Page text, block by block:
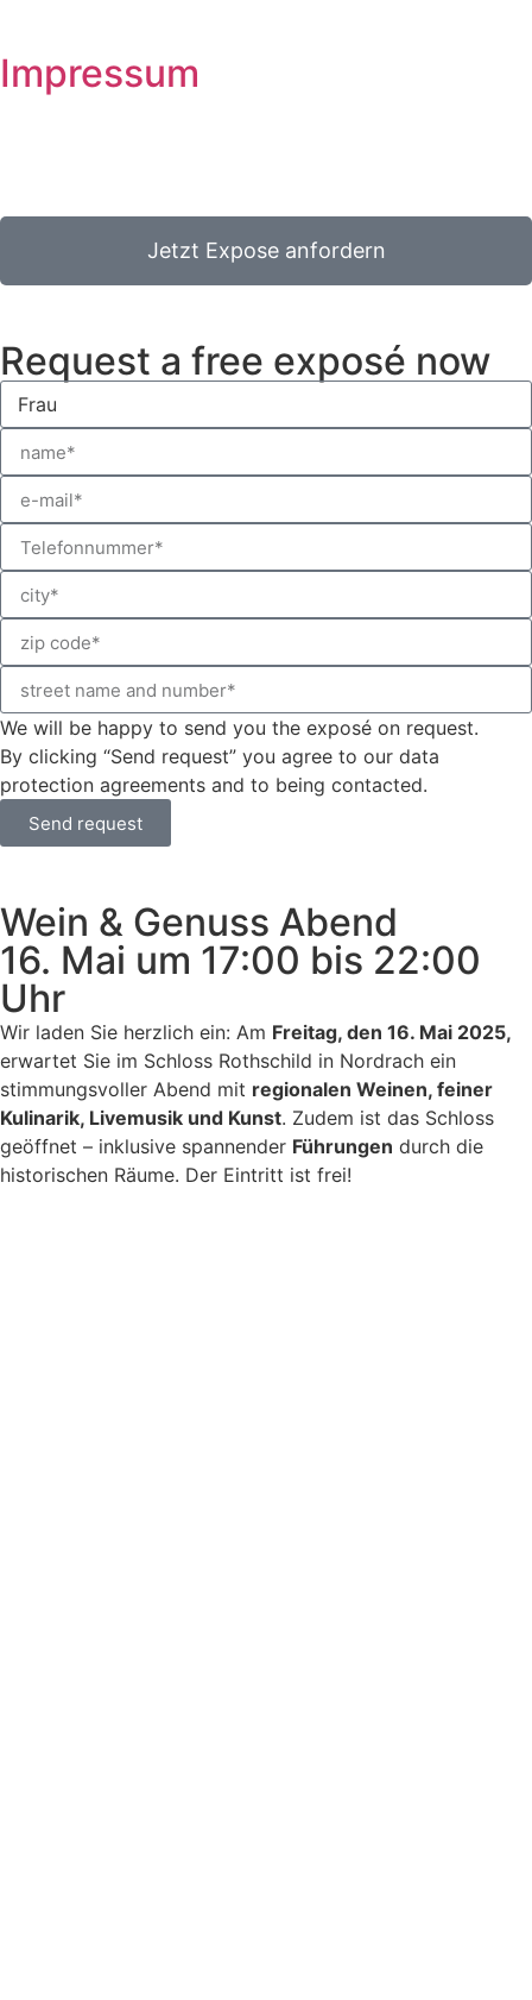
Impressum
Jetzt Expose anfordern
Request a free exposé now
We will be happy to send you the exposé on request.
By clicking “Send request” you agree to our data
protection agreements and to being contacted.
Send request
Wein & Genuss Abend
16. Mai um 17:00 bis 22:00
Uhr
Wir laden Sie herzlich ein: Am Freitag, den 16. Mai 2025,
erwartet Sie im Schloss Rothschild in Nordrach ein
stimmungsvoller Abend mit regionalen Weinen, feiner
Kulinarik, Livemusik und Kunst. Zudem ist das Schloss
geöffnet – inklusive spannender Führungen durch die
historischen Räume. Der Eintritt ist frei!